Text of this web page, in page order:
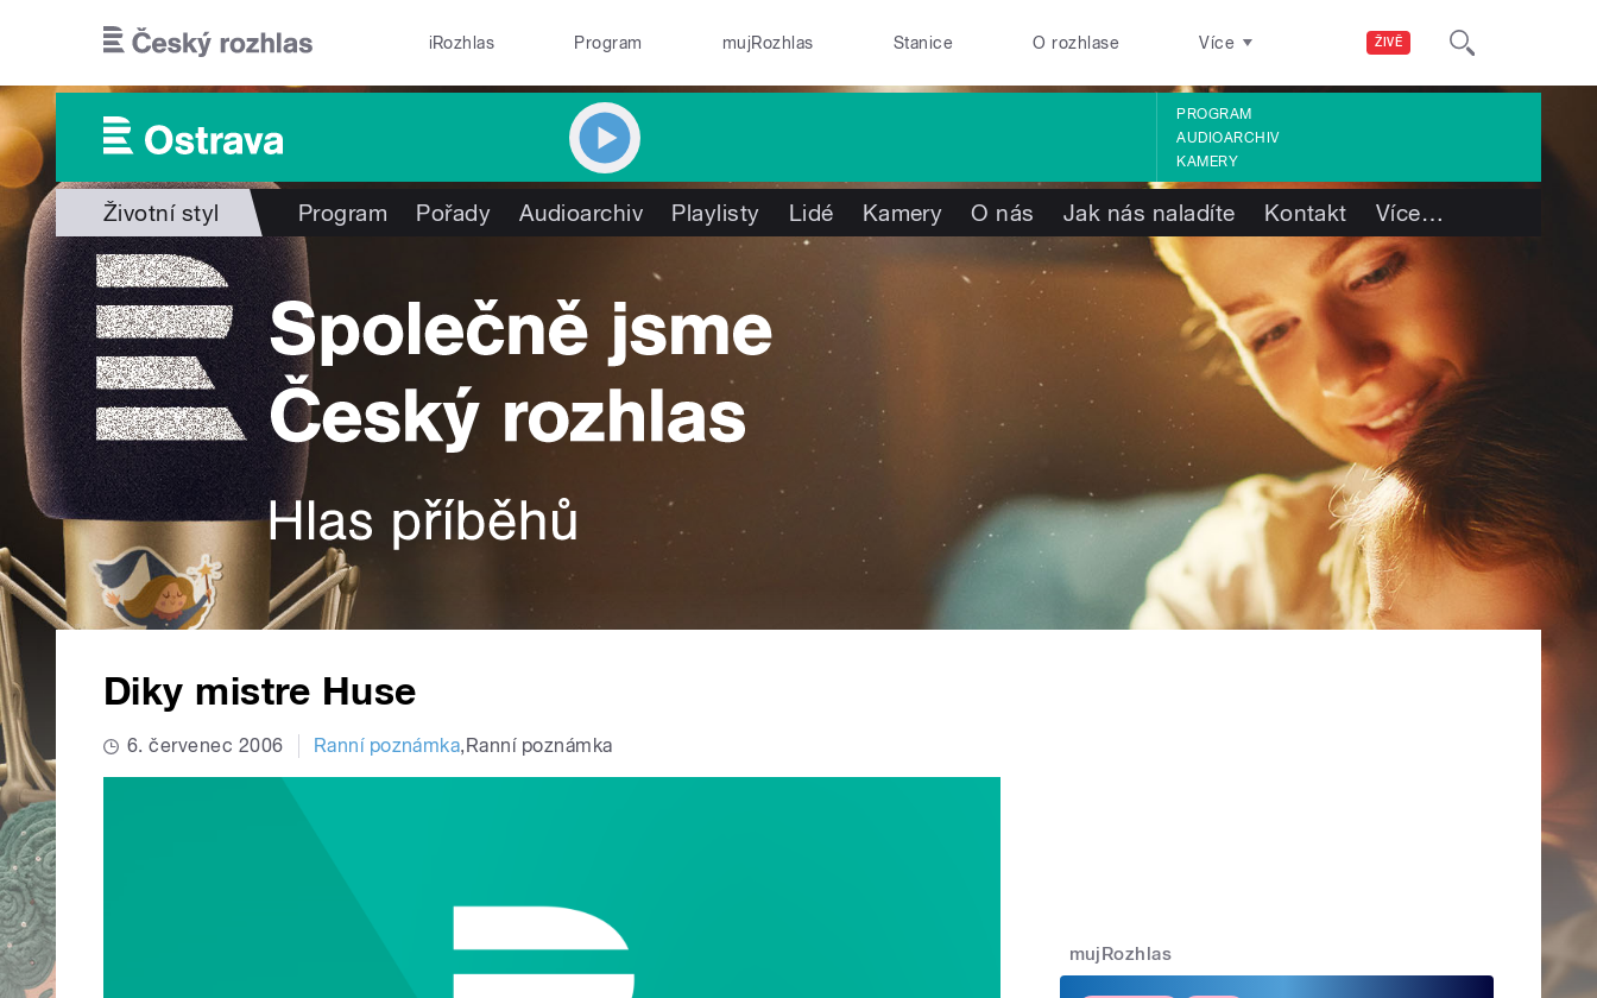
ŽIVĚ
iRozhlas Program mujRozhlas Stanice O rozhlase Více
PROGRAM
AUDIOARCHIV
KAMERY
Životní styl Program Pořady Audioarchiv Playlisty Lidé Kamery O nás Jak nás naladíte Kontakt Více…
Diky mistre Huse
6. červenec 2006 Ranní poznámka,Ranní poznámka
mujRozhlas